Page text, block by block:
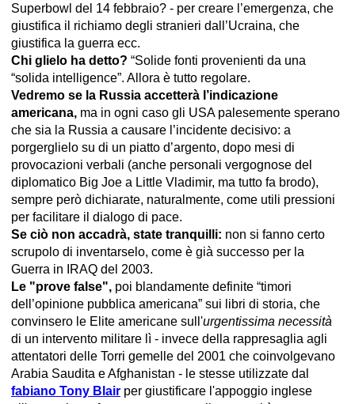
Superbowl del 14 febbraio? - per creare l’emergenza, che
giustifica il richiamo degli stranieri dall’Ucraina, che
giustifica la guerra ecc.
Chi glielo ha detto? “Solide fonti provenienti da una
“solida intelligence”. Allora è tutto regolare.
Vedremo se la Russia accetterà l’indicazione
americana, ma in ogni caso gli USA palesemente sperano
che sia la Russia a causare l’incidente decisivo: a
porgerglielo su di un piatto d’argento, dopo mesi di
provocazioni verbali (anche personali vergognose del
diplomatico Big Joe a Little Vladimir, ma tutto fa brodo),
sempre però dichiarate, naturalmente, come utili pressioni
per facilitare il dialogo di pace.
Se ciò non accadrà, state tranquilli: non si fanno certo
scrupolo di inventarselo, come è già successo per la
Guerra in IRAQ del 2003.
Le "prove false", poi blandamente definite “timori
dell’opinione pubblica americana” sui libri di storia, che
convinsero le Elite americane sull'urgentissima necessità
di un intervento militare lì - invece della rappresaglia agli
attentatori delle Torri gemelle del 2001 che coinvolgevano
Arabia Saudita e Afghanistan - le stesse utilizzate dal
fabiano Tony Blair per giustificare l'appoggio inglese